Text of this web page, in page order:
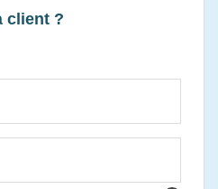
client ?